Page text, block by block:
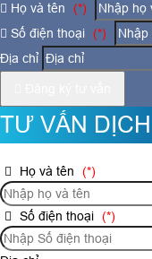
Họ và tên
(*)
Số điện thoại
(*)
Địa chỉ
TƯ VẤN
Họ và tên (*)
Số điện thoại (*)